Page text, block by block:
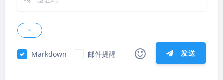
Markdown 邮件提醒 发送